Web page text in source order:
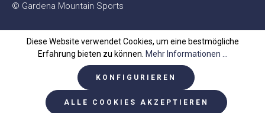
© Gardena Mountain Sports
Diese Website verwendet Cookies, um eine bestmögliche
Erfahrung bieten zu können. Mehr Informationen ...
KONFIGURIEREN
ALLE COOKIES AKZEPTIEREN